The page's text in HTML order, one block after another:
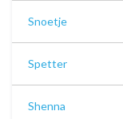
Snoetje
Spetter
Shenna